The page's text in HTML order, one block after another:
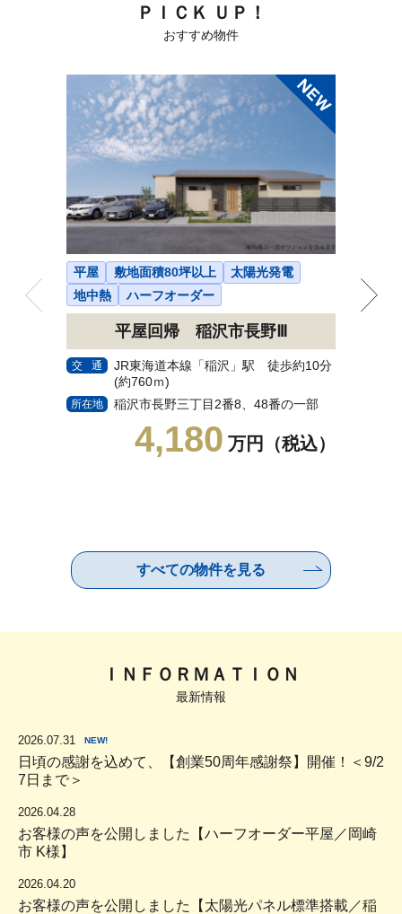
ＰＩＣＫ ＵＰ！
おすすめ物件
平屋 敷地面積80坪以上
太陽光発電
地中熱
ハーフオーダー
平屋回帰 稲沢市長野Ⅲ
交通
JR東海道本線「稲沢」駅 徒歩約10分
(約760ｍ)
所在地 稲沢市長野三丁目2番8、48番の一部
4,180 万円（税込）
ハーフオ
すべての物件を見る
ＩＮＦＯＲＭＡＴＩＯＮ
最新情報
2026.07.31 NEW!
日頃の感謝を込めて、【創業50周年感謝祭】開催！＜9/2
7日まで＞
2026.04.28
お客様の声を公開しました【ハーフオーダー平屋／岡崎
市 K様】
2026.04.20
お客様の声を公開しました【太陽光パネル標準搭載／稲